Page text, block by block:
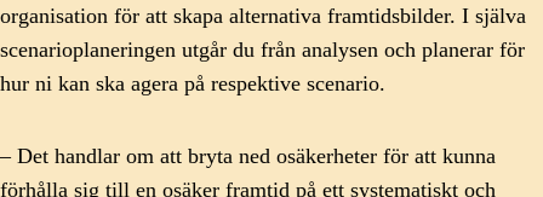
organisation för att skapa alternativa framtidsbilder. I själva
scenarioplaneringen utgår du från analysen och planerar för
hur ni kan ska agera på respektive scenario.
– Det handlar om att bryta ned osäkerheter för att kunna
förhålla sig till en osäker framtid på ett systematiskt och